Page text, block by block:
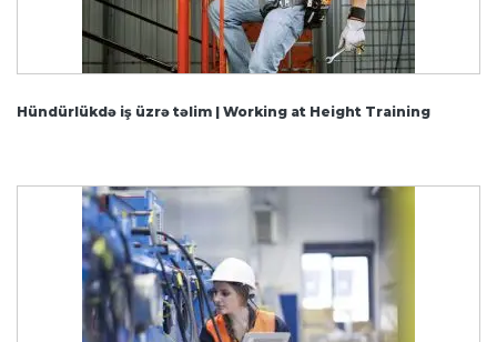
Hündürlükdə iş üzrə təlim | Working at Height Training